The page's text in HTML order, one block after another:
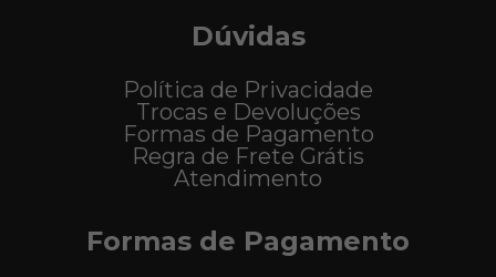
Dúvidas
Política de Privacidade
Trocas e Devoluções
Formas de Pagamento
Regra de Frete Grátis
Atendimento
Formas de Pagamento